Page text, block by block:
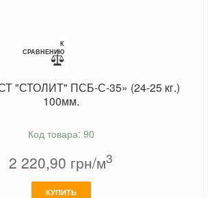
К
СРАВНЕНИЮ
"СТОЛИТ" ПСБ-С-35» (24-25 кг.)
100мм.
Код товара: 90
2 220,90 грн/м3
КУПИТЬ